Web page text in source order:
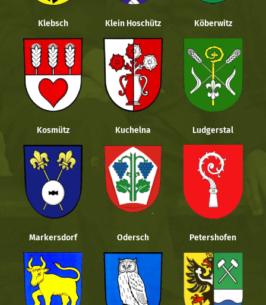
Klebsch Klein Hoschütz Köberwitz
Kosmütz Kuchelna Ludgerstal
Markersdorf Odersch Petershofen